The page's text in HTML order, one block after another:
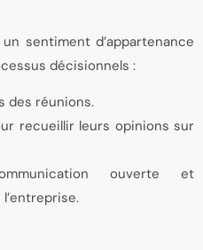
sentiment d’appartenance
décisionnels :
des réunions.
recueillir leurs opinions sur
ouverte et